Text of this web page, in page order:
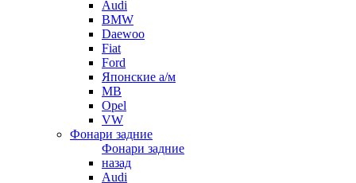
Audi
BMW
Daewoo
Fiat
Ford
Японские а/м
MB
Opel
VW
Фонари задние
Фонари задние
назад
Audi